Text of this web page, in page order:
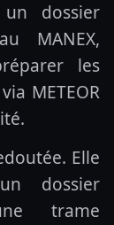
dossier
MANEX,
les
METEOR
Elle
dossier
trame